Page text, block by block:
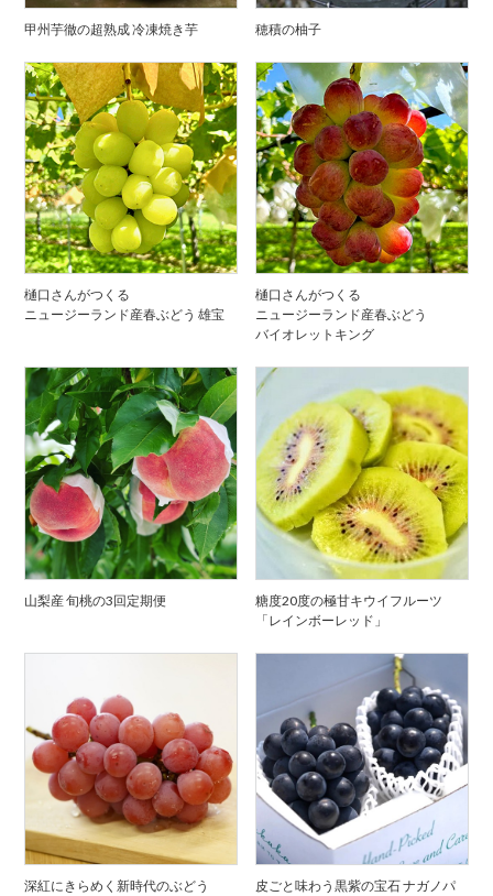
甲州芋徹の超熟成 冷凍焼き芋 穂積の柚子
樋口さんがつくる
ニュージーランド産春ぶどう 雄宝
樋口さんがつくる
ニュージーランド産春ぶどう
バイオレットキング
山梨産 旬桃の3回定期便
糖度20度の極甘キウイフルーツ
「レインボーレッド」
深紅にきらめく新時代のぶどう
皮ごと味わう黒紫の宝石 ナガノパ